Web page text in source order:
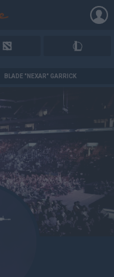
BLADE "NEXAR" GARRICK